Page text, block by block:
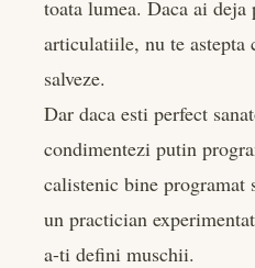
toata lumea. Daca ai deja
articulatiile, nu te astepta
salveze.
Dar daca esti perfect
condimentezi putin
calistenic bine
un practician
a-ti defini muschii.